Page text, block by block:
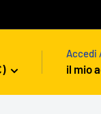
Accedi
il mio